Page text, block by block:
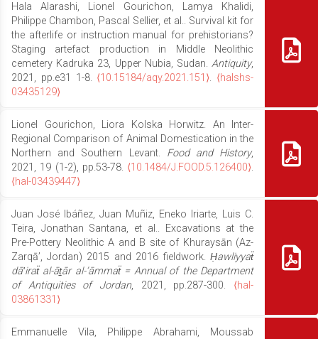
Hala Alarashi, Lionel Gourichon, Lamya Khalidi,
Philippe Chambon, Pascal Sellier, et al.. Survival kit for
the afterlife or instruction manual for prehistorians?
Staging artefact production in Middle Neolithic
cemetery Kadruka 23, Upper Nubia, Sudan. Antiquity,
2021, pp.e31 1-8. ⟨10.15184/aqy.2021.151⟩. ⟨halshs-
03435129⟩
Lionel Gourichon, Liora Kolska Horwitz. An Inter-
Regional Comparison of Animal Domestication in the
Northern and Southern Levant. Food and History,
2021, 19 (1-2), pp.53-78. ⟨10.1484/J.FOOD.5.126400⟩.
⟨hal-03439447⟩
Juan José Ibáñez, Juan Muñiz, Eneko Iriarte, Luis C.
Teira, Jonathan Santana, et al.. Excavations at the
Pre-Pottery Neolithic A and B site of Khuraysān (Az-
Zarqāʼ, Jordan) 2015 and 2016 fieldwork. Ḥawliyyaẗ
dāʹiraẗ al-āṯār al-’āmmaẗ = Annual of the Department
of Antiquities of Jordan, 2021, pp.287-300. ⟨hal-
03861331⟩
Emmanuelle Vila, Philippe Abrahami, Moussab